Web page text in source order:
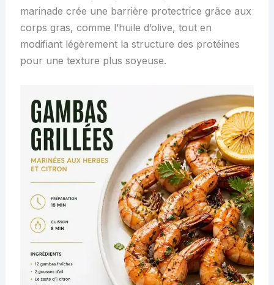
marinade crée une barrière protectrice grâce aux
corps gras, comme l’huile d’olive, tout en
modifiant légèrement la structure des protéines
pour une texture plus soyeuse.